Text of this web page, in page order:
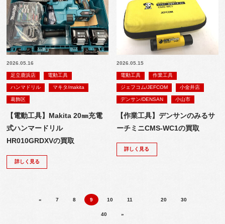
2026.05.16
足立鹿浜店 電動工具
ハンマドリル マキタ/makita
葛飾区
【電動工具】Makita 20㎜充電
式ハンマードリル
HR010GRDXVの買取
詳しく見る
2026.05.15
電動工具 作業工具
ジェフコム/JEFCOM 小金井店
デンサン/DENSAN 小山市
【作業工具】デンサンのみるサ
ーチミニCMS-WC1の買取
詳しく見る
« 7 8 9 10 11 20 30
40 »